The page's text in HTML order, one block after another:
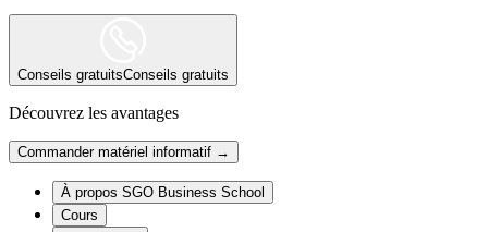
Conseils gratuitsConseils gratuits
Découvrez les avantages
Commander matériel informatif →
À propos SGO Business School
Cours